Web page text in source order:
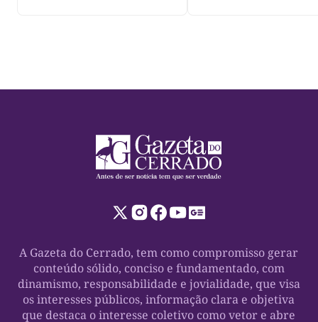
A Gazeta do Cerrado, tem como compromisso gerar
conteúdo sólido, conciso e fundamentado, com
dinamismo, responsabilidade e jovialidade, que visa
os interesses públicos, informação clara e objetiva
que destaca o interesse coletivo como vetor e abre